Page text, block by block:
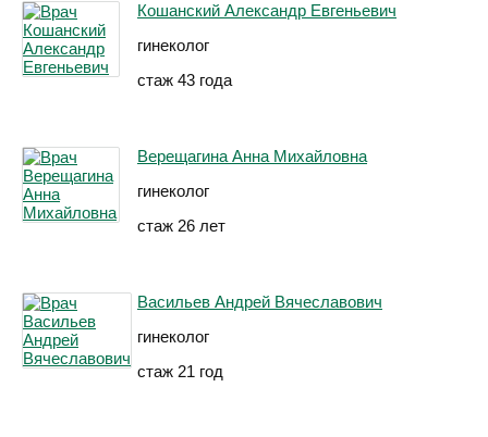
Кошанский Александр Евгеньевич
гинеколог
стаж 43 года
Верещагина Анна Михайловна
гинеколог
стаж 26 лет
Васильев Андрей Вячеславович
гинеколог
стаж 21 год